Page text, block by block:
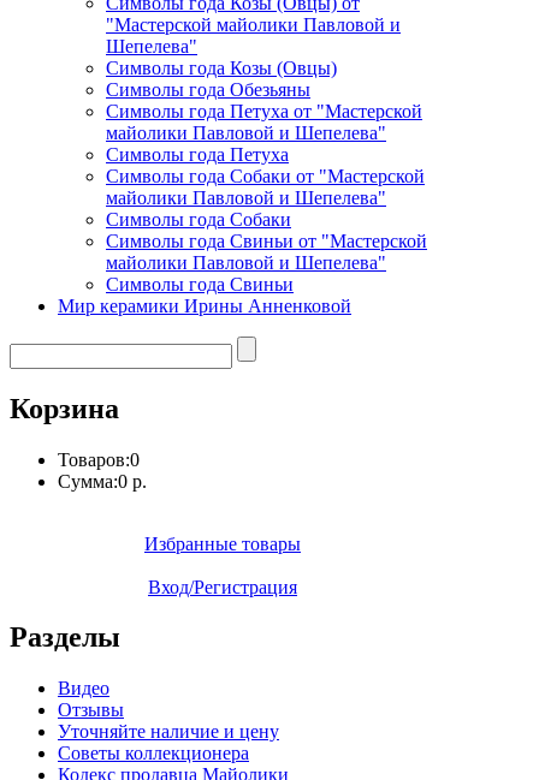
"Мастерской майолики Павловой и
Шепелева"
Символы года Козы (Овцы)
Символы года Обезьяны
Символы года Петуха от "Мастерской
майолики Павловой и Шепелева"
Символы года Петуха
Символы года Собаки от "Мастерской
майолики Павловой и Шепелева"
Символы года Собаки
Символы года Свиньи от "Мастерской
майолики Павловой и Шепелева"
Символы года Свиньи
Мир керамики Ирины Анненковой
Корзина
Товаров:0
Сумма:0 р.
Избранные товары
Вход/Регистрация
Разделы
Видео
Отзывы
Уточняйте наличие и цену
Советы коллекционера
Кодекс продавца Майолики